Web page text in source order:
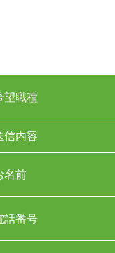
望職種
信内容
名前
話番号